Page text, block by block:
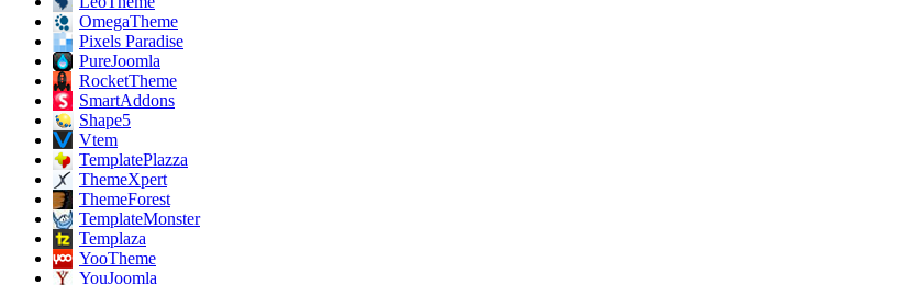
OmegaTheme
Pixels Paradise
PureJoomla
RocketTheme
SmartAddons
Shape5
Vtem
TemplatePlazza
ThemeXpert
ThemeForest
TemplateMonster
Templaza
YooTheme
YouJoomla